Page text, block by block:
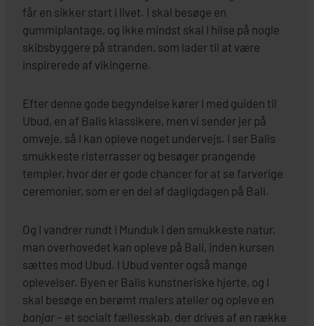
får en sikker start i livet. I skal besøge en
gummiplantage, og ikke mindst skal I hilse på nogle
skibsbyggere på stranden, som lader til at være
inspirerede af vikingerne.
Efter denne gode begyndelse kører I med guiden til
Ubud, en af Balis klassikere, men vi sender jer på
omveje, så I kan opleve noget undervejs. I ser Balis
smukkeste risterrasser og besøger prangende
templer, hvor der er gode chancer for at se farverige
ceremonier, som er en del af dagligdagen på Bali.
Og I vandrer rundt i Munduk i den smukkeste natur,
man overhovedet kan opleve på Bali, inden kursen
sættes mod Ubud. I Ubud venter også mange
oplevelser. Byen er Balis kunstneriske hjerte, og I
skal besøge en berømt malers atelier og opleve en
banjar – et socialt fællesskab, der drives af en række